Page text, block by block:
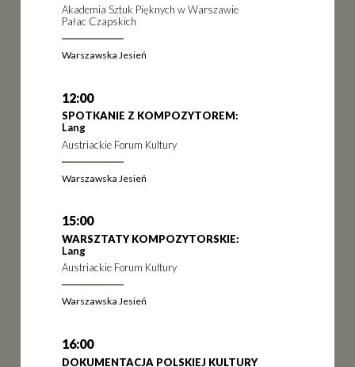
Akademia Sztuk Pięknych w Warszawie
Pałac Czapskich
Warszawska Jesień
12:00
SPOTKANIE Z KOMPOZYTOREM:
Lang
Austriackie Forum Kultury
Warszawska Jesień
15:00
WARSZTATY KOMPOZYTORSKIE:
Lang
Austriackie Forum Kultury
Warszawska Jesień
16:00
DOKUMENTACJA POLSKIEJ KULTURY